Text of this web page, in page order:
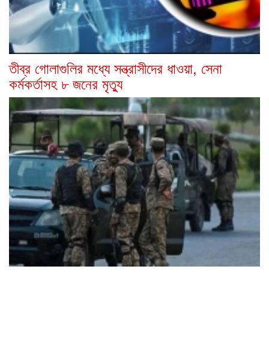
তীব্র গোলাগুলির মধ্যে সন্ত্রাসীদের ধাওয়া, সেনা
কর্মকর্তাসহ ৮ জনের মৃত্যু